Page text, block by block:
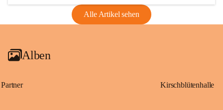
Alle Artikel sehen
Alben
Partner Kirschblütenhalle